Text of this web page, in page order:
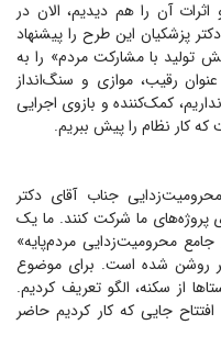
آن را هم دیدیم، الان در
پزشکیان این طرح را پیشنهاد
تولید با مشارکت مردم» را به
رقیب، موازی و سنگ‌انداز
کمک‌کننده و بازوی اجرایی
کار نظام را پیش ببریم.
جناب آقای دکتر
پروژه‌های ما شرکت کنند. ما یک
محرومیت‌زدایی مردم‌پایه»
روشن شده است. برای موضوع
از سکنه، الگو تعریف کردیم.
جایی که کار کردیم حاضر